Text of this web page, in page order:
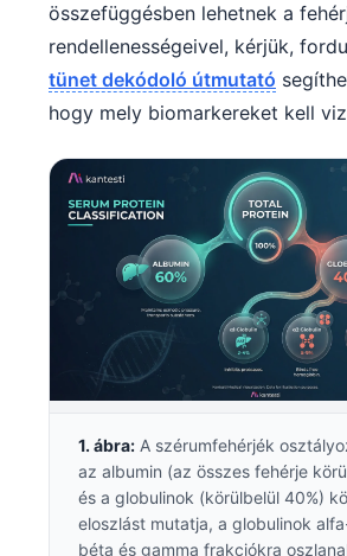
összefüggésben lehetnek a
rendellenességeivel, kérjük,
tünet dekódoló útmutató
hogy mely biomarkereket kell
1. ábra: A szérumfehérjék
az albumin (az összes fehérje
és a globulinok (körülbelül 40%)
eloszlást mutatja, a globulinok
béta és gamma frakciókra